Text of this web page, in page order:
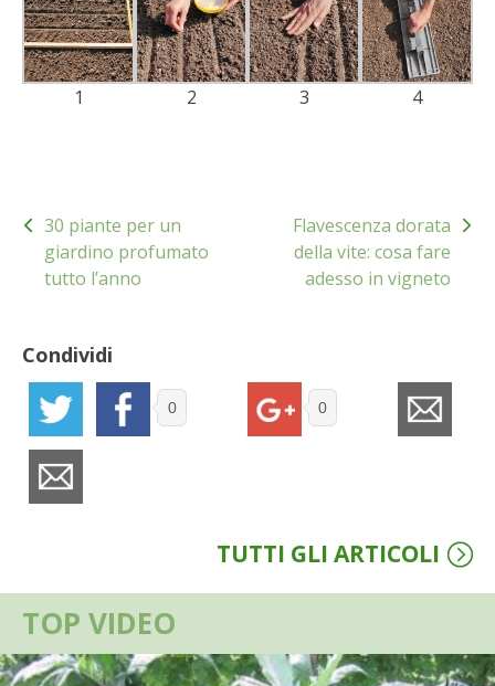
BENZA
ORTO BIO – TECNICHE DI COLTIVAZIONE
IL MIO ORTO
IL MIO 2025
COLTIVARE L’OLIVO
CORMIK
GARDENA
1 2 3 4
articoli
30 piante per un
giardino profumato
tutto l’anno
Flavescenza dorata
della vite: cosa fare
adesso in vigneto
Condividi
0 0
TUTTI GLI ARTICOLI
TOP VIDEO